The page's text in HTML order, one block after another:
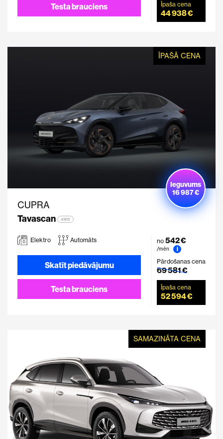
Testa brauciens Īpaša cena
44 938 €
ĪPAŠĀ CENA
CUPRA
Tavascan
4WD
Ieguvums
16 987 €
Elektro Automāts
Skatīt piedāvājumu
Testa brauciens
no 542 €
/mēn
i
Pārdošanas cena
69 581 €
Īpaša cena
52 594 €
SAMAZINĀTA CENA